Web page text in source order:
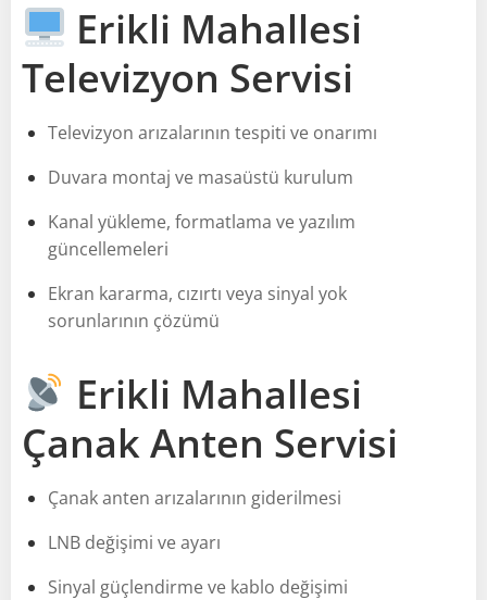
Erikli Mahallesi
Televizyon Servisi
Televizyon arızalarının tespiti ve onarımı
Duvara montaj ve masaüstü kurulum
Kanal yükleme, formatlama ve yazılım
güncellemeleri
Ekran kararma, cızırtı veya sinyal yok
sorunlarının çözümü
Erikli Mahallesi
Çanak Anten Servisi
Çanak anten arızalarının giderilmesi
LNB değişimi ve ayarı
Sinyal güçlendirme ve kablo değişimi